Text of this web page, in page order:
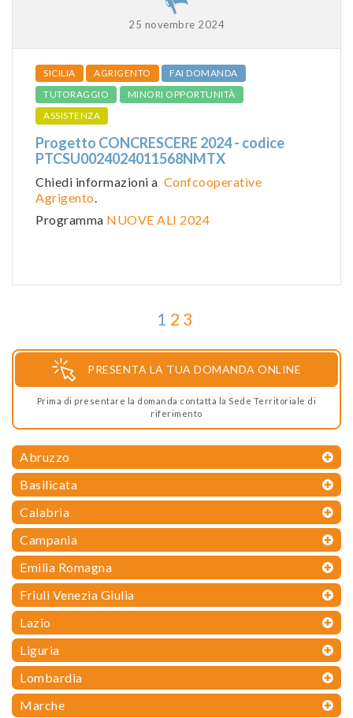
25 novembre 2024
SICILIA AGRIGENTO
FAI DOMANDA
TUTORAGGIO
MINORI OPPORTUNITÀ
ASSISTENZA
Progetto CONCRESCERE 2024 - codice
PTCSU0024024011568NMTX
Chiedi informazioni a Confcooperative
Agrigento.
Programma NUOVE ALI 2024
1 2 3
PRESENTA LA TUA DOMANDA ONLINE
Prima di presentare la domanda contatta la Sede Territoriale di
riferimento
Abruzzo
Basilicata
Calabria
Campania
Emilia Romagna
Friuli Venezia Giulia
Lazio
Liguria
Lombardia
Marche